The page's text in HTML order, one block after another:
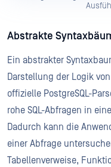
Abstrakte
Ein abstrakter
Darstellung der Logik
offizielle PostgreSQL-
rohe SQL-Abfragen in
Dadurch kann die
einer Abfrage
Tabellenverweise,